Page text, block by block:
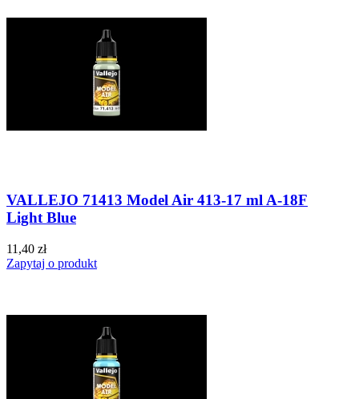
VALLEJO 71413 Model Air 413-17 ml A-18F
Light Blue
11,40 zł
Zapytaj o produkt